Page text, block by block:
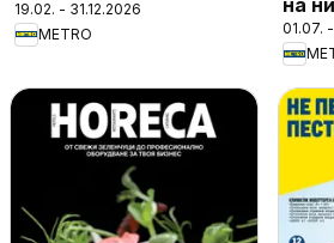
19.02. - 31.12.2026
METRO
01.07.